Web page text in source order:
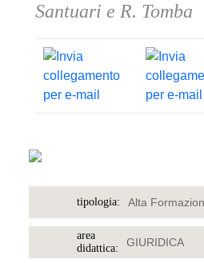
Santuari e R. Tomba
tipologia: Alta
area
didattica:
GIURIDICA